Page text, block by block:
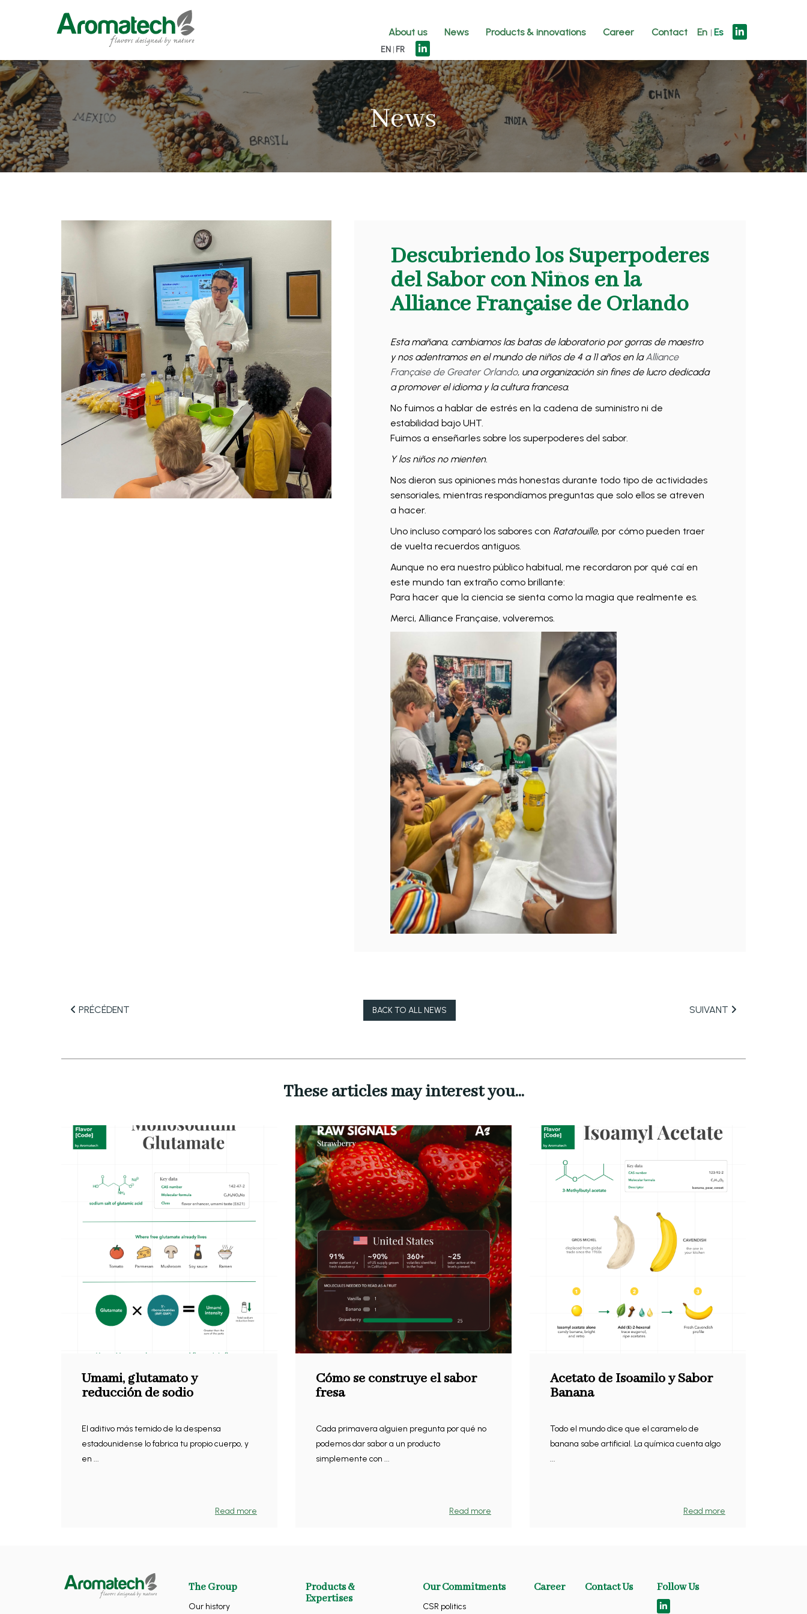
About us News Products & innovations Career Contact En Es
EN FR
News
Descubriendo los Superpoderes
del Sabor con Niños en la
Alliance Française de Orlando
Esta mañana, cambiamos las batas de laboratorio por gorras de maestro
y nos adentramos en el mundo de niños de 4 a 11 años en laAlliance
Française de Greater Orlando, una organización sin fines de lucro dedicada
a promover el idioma y la cultura francesa.
No fuimos a hablar de estrés en la cadena de suministro ni de
estabilidad bajo UHT.
Fuimos a enseñarles sobre los superpoderes del sabor.
Y los niños no mienten.
Nos dieron sus opiniones más honestas durante todo tipo de actividades
sensoriales, mientras respondíamos preguntas que solo ellos se atreven
a hacer.
Uno incluso comparó los sabores con Ratatouille, por cómo pueden traer
de vuelta recuerdos antiguos.
Aunque no era nuestro público habitual, me recordaron por qué caí en
este mundo tan extraño como brillante:
Para hacer que la ciencia se sienta como la magia que realmente es.
Merci, Alliance Française, volveremos.
PRÉCÉDENT BACK TO ALL NEWS SUIVANT
These articles may interest you...
Umami, glutamato y
reducción de sodio
El aditivo más temido de la despensa
estadounidense lo fabrica tu propio cuerpo, y
en ...
Read more
Cómo se construye el sabor
fresa
Cada primavera alguien pregunta por qué no
podemos dar sabor a un producto
simplemente con ...
Read more
Acetato de Isoamilo y Sabor
Banana
Todo el mundo dice que el caramelo de
banana sabe artificial. La química cuenta algo
...
Read more
The Group
Our history
Products &
Expertises
Our Commitments
CSR politics
Career Contact Us Follow Us